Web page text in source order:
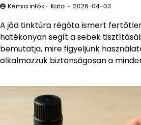
Kémia infók - Kata 2026-04-03
A jód tinktúra régóta ismert
hatékonyan segít a sebek
bemutatja, mire figyeljünk
alkalmazzuk biztonságosan a